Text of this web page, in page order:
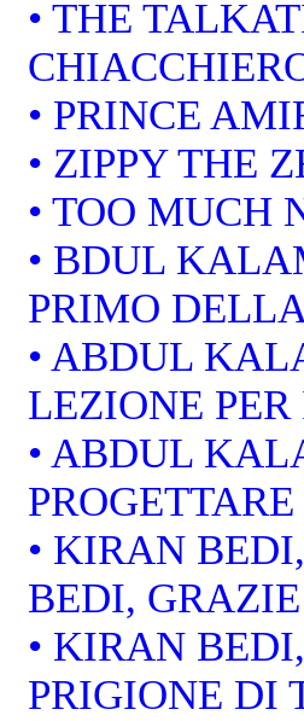
• THE
• PRINCE
• ZIPPY THE
• TOO MUCH
• BDUL
PRIMO
• ABDUL
LEZIONE
• ABDUL
• KIRAN
BEDI,
• KIRAN
PRIGIONE DI